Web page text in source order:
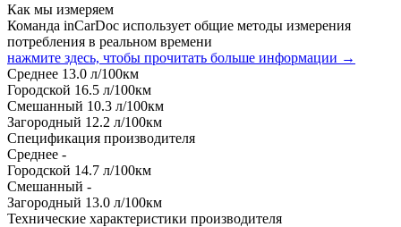
Как мы измеряем
Команда inCarDoc использует общие методы измерения
потребления в реальном времени
нажмите здесь, чтобы прочитать больше информации →
Среднее 13.0 л/100км
Городской 16.5 л/100км
Смешанный 10.3 л/100км
Загородный 12.2 л/100км
Спецификация производителя
Среднее -
Городской 14.7 л/100км
Смешанный -
Загородный 13.0 л/100км
Технические характеристики производителя